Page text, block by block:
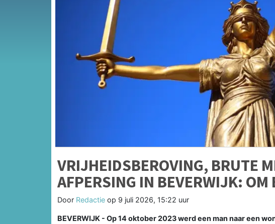
VRIJHEIDSBEROVING, BRUTE
AFPERSING IN BEVERWIJK: OM
Door Redactie op 9 juli 2026, 15:22 uur
BEVERWIJK - Op 14 oktober 2023 werd een man naar een